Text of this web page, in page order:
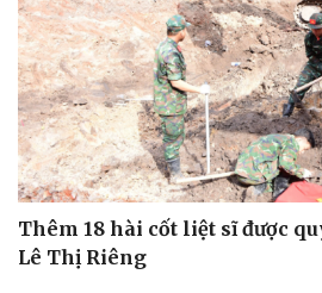
Thêm 18 hài cốt liệt sĩ được
Lê Thị Riêng